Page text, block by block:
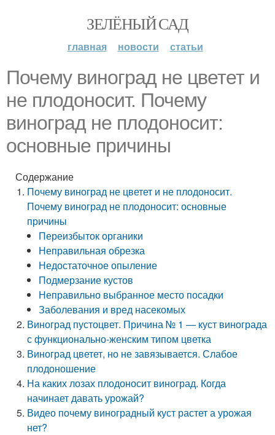
ЗЕЛЁНЫЙ САД
главная новости статьи
Почему виноград не цветет и
не плодоносит. Почему
виноград не плодоносит:
основные причины
Содержание
Почему виноград не цветет и не плодоносит.
Почему виноград не плодоносит: основные
причины
Переизбыток органики
Неправильная обрезка
Недостаточное опыление
Подмерзание кустов
Неправильно выбранное место посадки
Заболевания и вред насекомых
Виноград пустоцвет. Причина № 1 — куст винограда
с функционально-женским типом цветка
Виноград цветет, но не завязывается. Слабое
плодоношение
На каких лозах плодоносит виноград. Когда
начинает давать урожай?
Видео почему виноградный куст растет а урожая
нет?